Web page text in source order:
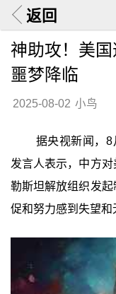
返回
神助攻！美国
噩梦降临
2025-08-02 小鸟
据央视新闻，
发言人表示，中方
勒斯坦解放组织发
促和努力感到失望和